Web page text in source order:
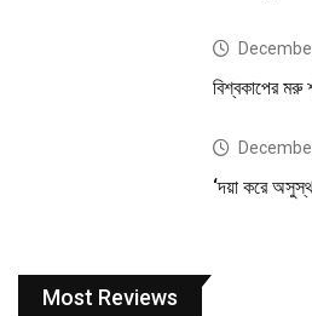
বিশ্বকাপের মরু
‘দয়া করে
Most Reviews